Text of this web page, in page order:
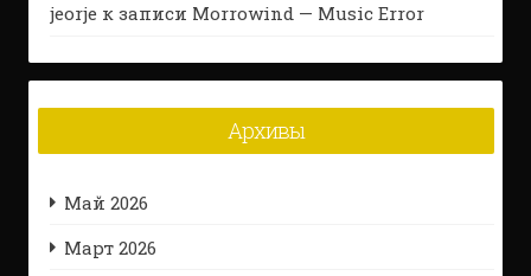
jeorje к записи Morrowind — Music Error
Архивы
Май 2026
Март 2026